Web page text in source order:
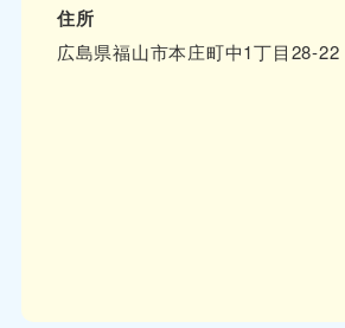
住所
広島県福山市本庄町中1丁目28-22